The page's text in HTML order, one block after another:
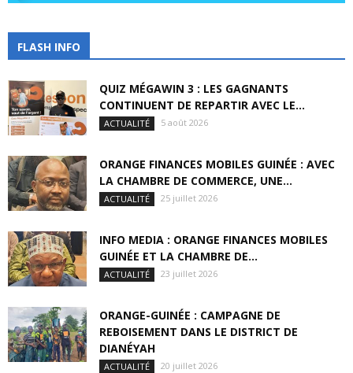
FLASH INFO
QUIZ MÉGAWIN 3 : LES GAGNANTS
CONTINUENT DE REPARTIR AVEC LE...
ACTUALITÉ 5 août 2026
ORANGE FINANCES MOBILES GUINÉE : AVEC
LA CHAMBRE DE COMMERCE, UNE...
ACTUALITÉ 25 juillet 2026
INFO MEDIA : ORANGE FINANCES MOBILES
GUINÉE ET LA CHAMBRE DE...
ACTUALITÉ 23 juillet 2026
ORANGE-GUINÉE : CAMPAGNE DE
REBOISEMENT DANS LE DISTRICT DE
DIANÉYAH
ACTUALITÉ 20 juillet 2026